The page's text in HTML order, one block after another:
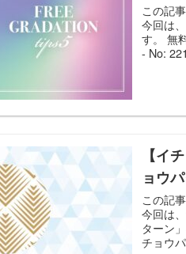
この記
今回は
す。 無
- No:
【イ
ョウ
この記
今回は
ターン
チョウ